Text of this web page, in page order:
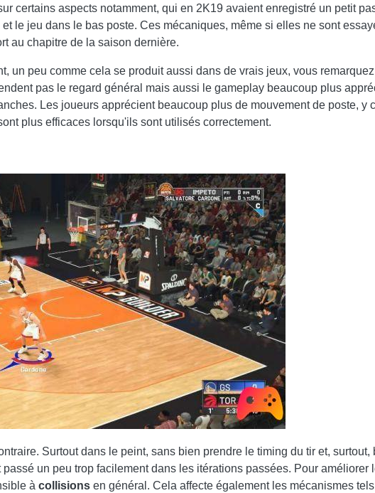
certains aspects notamment, qui en 2K19 avaient enregistré un petit
le jeu dans le bas poste. Ces mécaniques, même si elles ne sont
au chapitre de la saison dernière.
un peu comme cela se produit aussi dans de vrais jeux, vous
pas le regard général mais aussi le gameplay beaucoup plus
Les joueurs apprécient beaucoup plus de mouvement de poste, y
plus efficaces lorsqu'ils sont utilisés correctement.
Surtout dans le peint, sans bien prendre le timing du tir et, surtout,
un peu trop facilement dans les itérations passées. Pour améliorer
à collisions en général. Cela affecte également les mécanismes